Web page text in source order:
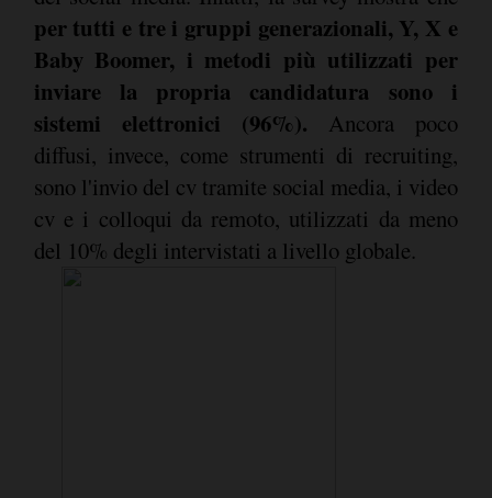
per tutti e tre i gruppi generazionali, Y, X e
Baby Boomer, i metodi più utilizzati per
inviare la propria candidatura sono i
sistemi elettronici (96%). Ancora poco
diffusi, invece, come strumenti di recruiting,
sono l'invio del cv tramite social media, i video
cv e i colloqui da remoto, utilizzati da meno
del 10% degli intervistati a livello globale.